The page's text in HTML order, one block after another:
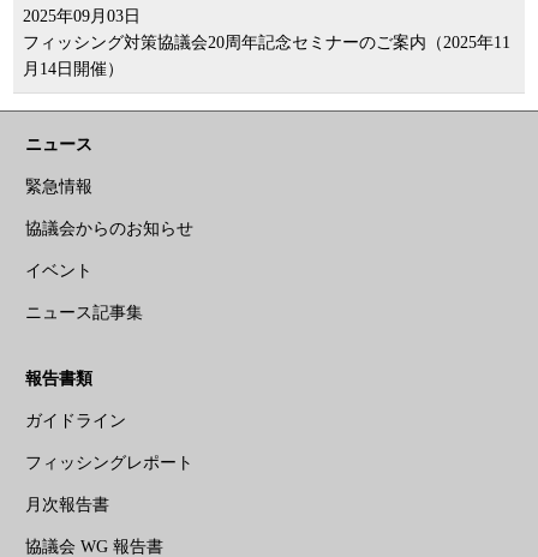
2025年09月03日
フィッシング対策協議会20周年記念セミナーのご案内（2025年11
月14日開催）
ニュース
緊急情報
協議会からのお知らせ
イベント
ニュース記事集
報告書類
ガイドライン
フィッシングレポート
月次報告書
協議会 WG 報告書